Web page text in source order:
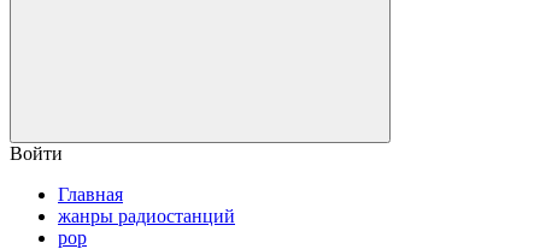
Войти
Главная
жанры радиостанций
pop